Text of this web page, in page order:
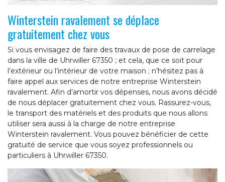
Winterstein ravalement se déplace
gratuitement chez vous
Si vous envisagez de faire des travaux de pose de carrelage
dans la ville de Uhrwiller 67350 ; et cela, que ce soit pour
l’extérieur ou l’intérieur de votre maison ; n’hésitez pas à
faire appel aux services de notre entreprise Winterstein
ravalement. Afin d’amortir vos dépenses, nous avons décidé
de nous déplacer gratuitement chez vous. Rassurez-vous,
le transport des matériels et des produits que nous allons
utiliser sera aussi à la charge de notre entreprise
Winterstein ravalement. Vous pouvez bénéficier de cette
gratuité de service que vous soyez professionnels ou
particuliers à Uhrwiller 67350.